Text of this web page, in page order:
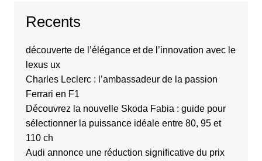
Recents
découverte de l’élégance et de l’innovation avec le
lexus ux
Charles Leclerc : l’ambassadeur de la passion
Ferrari en F1
Découvrez la nouvelle Skoda Fabia : guide pour
sélectionner la puissance idéale entre 80, 95 et
110 ch
Audi annonce une réduction significative du prix